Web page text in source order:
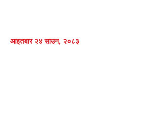
आइतबार २४ साउन, २०८३